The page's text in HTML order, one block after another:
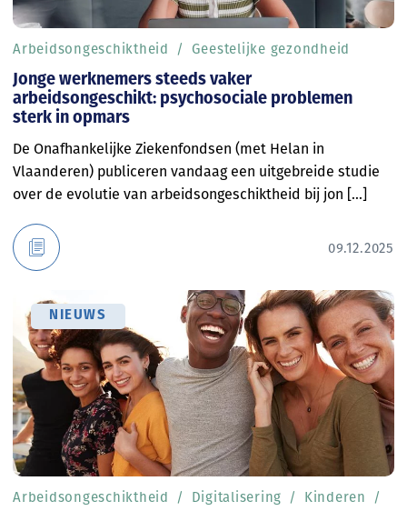
Jonge werknemers steeds vaker
arbeidsongeschikt: psychosociale problemen
sterk in opmars
De Onafhankelijke Ziekenfondsen (met Helan in
Vlaanderen) publiceren vandaag een uitgebreide studie
over de evolutie van arbeidsongeschiktheid bij jon [...]
Arbeidsongeschiktheid Geestelijke gezondheid
09.12.2025
NIEUWS
Arbeidsongeschiktheid Digitalisering
Kinderen